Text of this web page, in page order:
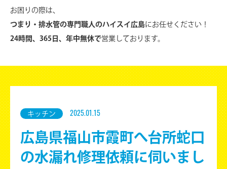
お困りの際は、
つまり・排水管の専門職人のハイスイ広島にお任せください！
24時間、365日、年中無休で営業しております。
キッチン 2025.01.15
広島県福山市霞町へ台所蛇口
の水漏れ修理依頼に伺いまし